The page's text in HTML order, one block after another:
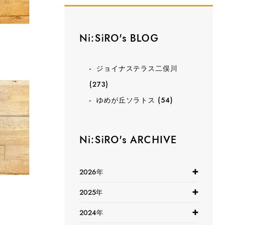
Ni:SiRO's BLOG
ジョイナステラス二俣川
(273)
ゆめが丘ソラトス (54)
Ni:SiRO's ARCHIVE
2026年
2025年
2024年